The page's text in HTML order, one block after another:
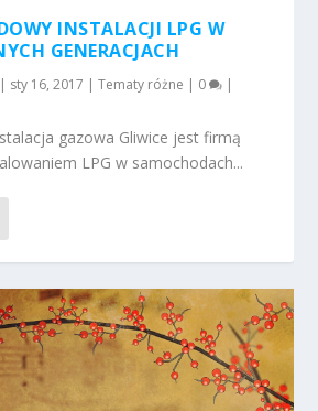
INSTALACJI LPG W
GENERACJACH
| sty 16, 2017 |Tematy różne | 0 |
gazowa Gliwice jest firmą
LPG w samochodach...